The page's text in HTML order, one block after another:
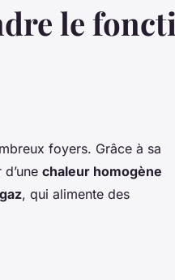
le
foyers. Grâce à sa
chaleur homogène
, qui alimente des